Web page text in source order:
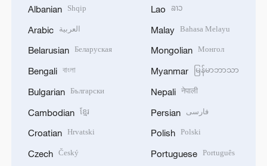
Albanian Shqip
Arabic العربية
Belarusian Беларуская
Bengali বাংলা
Bulgarian Български
Cambodian ខ្មែរ
Croatian Hrvatski
Czech Český
Lao ລາວ
Malay Bahasa Melayu
Mongolian Монгол
Myanmar မြန်မာဘာသာ
Nepali नेपाली
Persian فارسی
Polish Polski
Portuguese Português